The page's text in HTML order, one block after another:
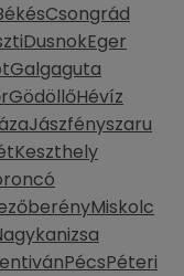
Csongrád
DusnokEger
Galgaguta
GödöllőHévíz
Jászfényszaru
Keszthely
Miskolc
PécsPéteri